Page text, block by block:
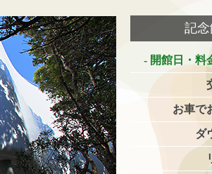
記
開館日・料
お車で
ダ